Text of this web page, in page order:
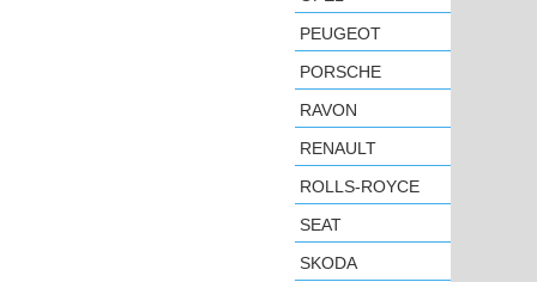
PEUGEOT
PORSCHE
RAVON
RENAULT
ROLLS-ROYCE
SEAT
SKODA